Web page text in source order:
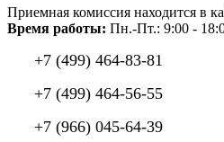
Приемная комиссия находится в
Время работы: Пн.-Пт.: 9:00 -
+7 (499) 464-83-81
+7 (499) 464-56-55
+7 (966) 045-64-39